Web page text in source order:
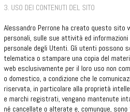
3. USO DEI CONTENUTI DEL SITO
Alessandro Perrone ha creato questo sito
personali, sulle sue attività ed informazioni
personale degli Utenti. Gli utenti possono
telematica o stampare una copia del
web esclusivamente per il loro uso non
o domestico, a condizione che le
riservata, in particolare alla proprietà
e marchi registrati, vengano mantenute
né cancellate o alterate e, comunque,